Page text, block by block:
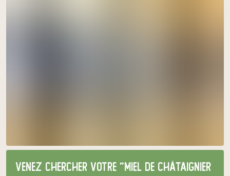
Venez chercher votre "miel de châtaignier